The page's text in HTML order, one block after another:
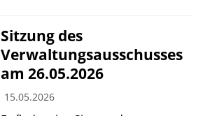
Sitzung des
Verwaltungsausschusses
am 26.05.2026
15.05.2026